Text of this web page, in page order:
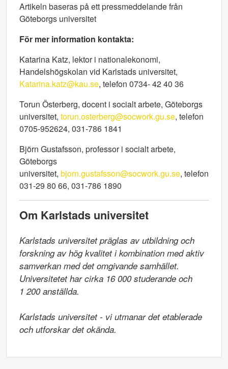
Artikeln baseras på ett pressmeddelande från
Göteborgs universitet
För mer information kontakta:
Katarina Katz, lektor i nationalekonomi,
Handelshögskolan vid Karlstads universitet,
Katarina.katz@kau.se, telefon 0734- 42 40 36
Torun Österberg, docent i socialt arbete, Göteborgs
universitet, torun.osterberg@socwork.gu.se, telefon
0705-952624, 031-786 1841
Björn Gustafsson, professor i socialt arbete,
Göteborgs
universitet, bjorn.gustafsson@socwork.gu.se, telefon
031-29 80 66, 031-786 1890
Om Karlstads universitet
Karlstads universitet präglas av utbildning och
forskning av hög kvalitet i kombination med aktiv
samverkan med det omgivande samhället.
Universitetet har cirka 16 000 studerande och
1 200 anställda.
Karlstads universitet - vi utmanar det etablerade
och utforskar det okända.